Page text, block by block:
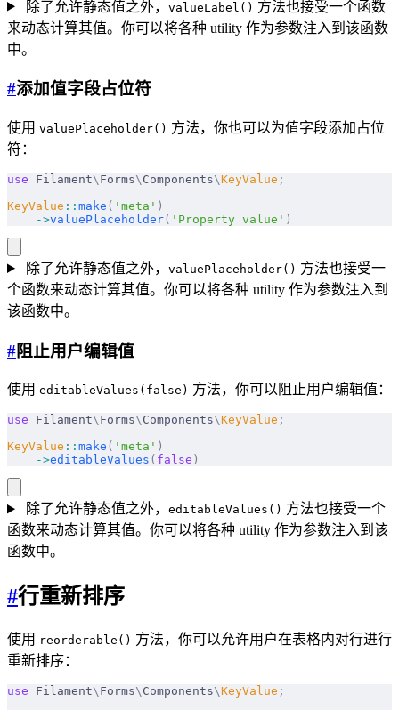
除了允许静态值之外， valueLabel() 方法也接受一个函数
来动态计算其值。你可以将各种 utility 作为参数注入到该函数
中。
#添加值字段占位符
使用 valuePlaceholder() 方法，你也可以为值字段添加占位
符：
use Filament\ Forms\ Components\KeyValue ;
KeyValue :: make ( 'meta' )
    ->
valuePlaceholder( 'Property value' )
除了允许静态值之外， valuePlaceholder() 方法也接受一
个函数来动态计算其值。你可以将各种 utility 作为参数注入到
该函数中。
#阻止用户编辑值
使用 editableValues(false) 方法，你可以阻止用户编辑值：
use Filament\ Forms\ Components\KeyValue ;
KeyValue :: make ( 'meta' )
    ->
editableValues ( false )
除了允许静态值之外， editableValues() 方法也接受一个
函数来动态计算其值。你可以将各种 utility 作为参数注入到该
函数中。
#行重新排序
使用 reorderable() 方法，你可以允许用户在表格内对行进行
重新排序：
use Filament\ Forms\ Components\KeyValue ;